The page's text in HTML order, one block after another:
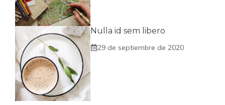
Nulla id sem libero
29 de septiembre de 2020